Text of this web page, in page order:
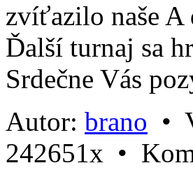
zvíťazilo naše A
Ďalší turnaj sa
Srdečne Vás
Autor: brano •
242651x •